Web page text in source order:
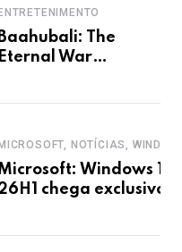
ENTRETENIMENTO
Baahubali: The
Eternal War
MICROSOFT, NOTÍCIAS,
Windows 11
chega exclusivo